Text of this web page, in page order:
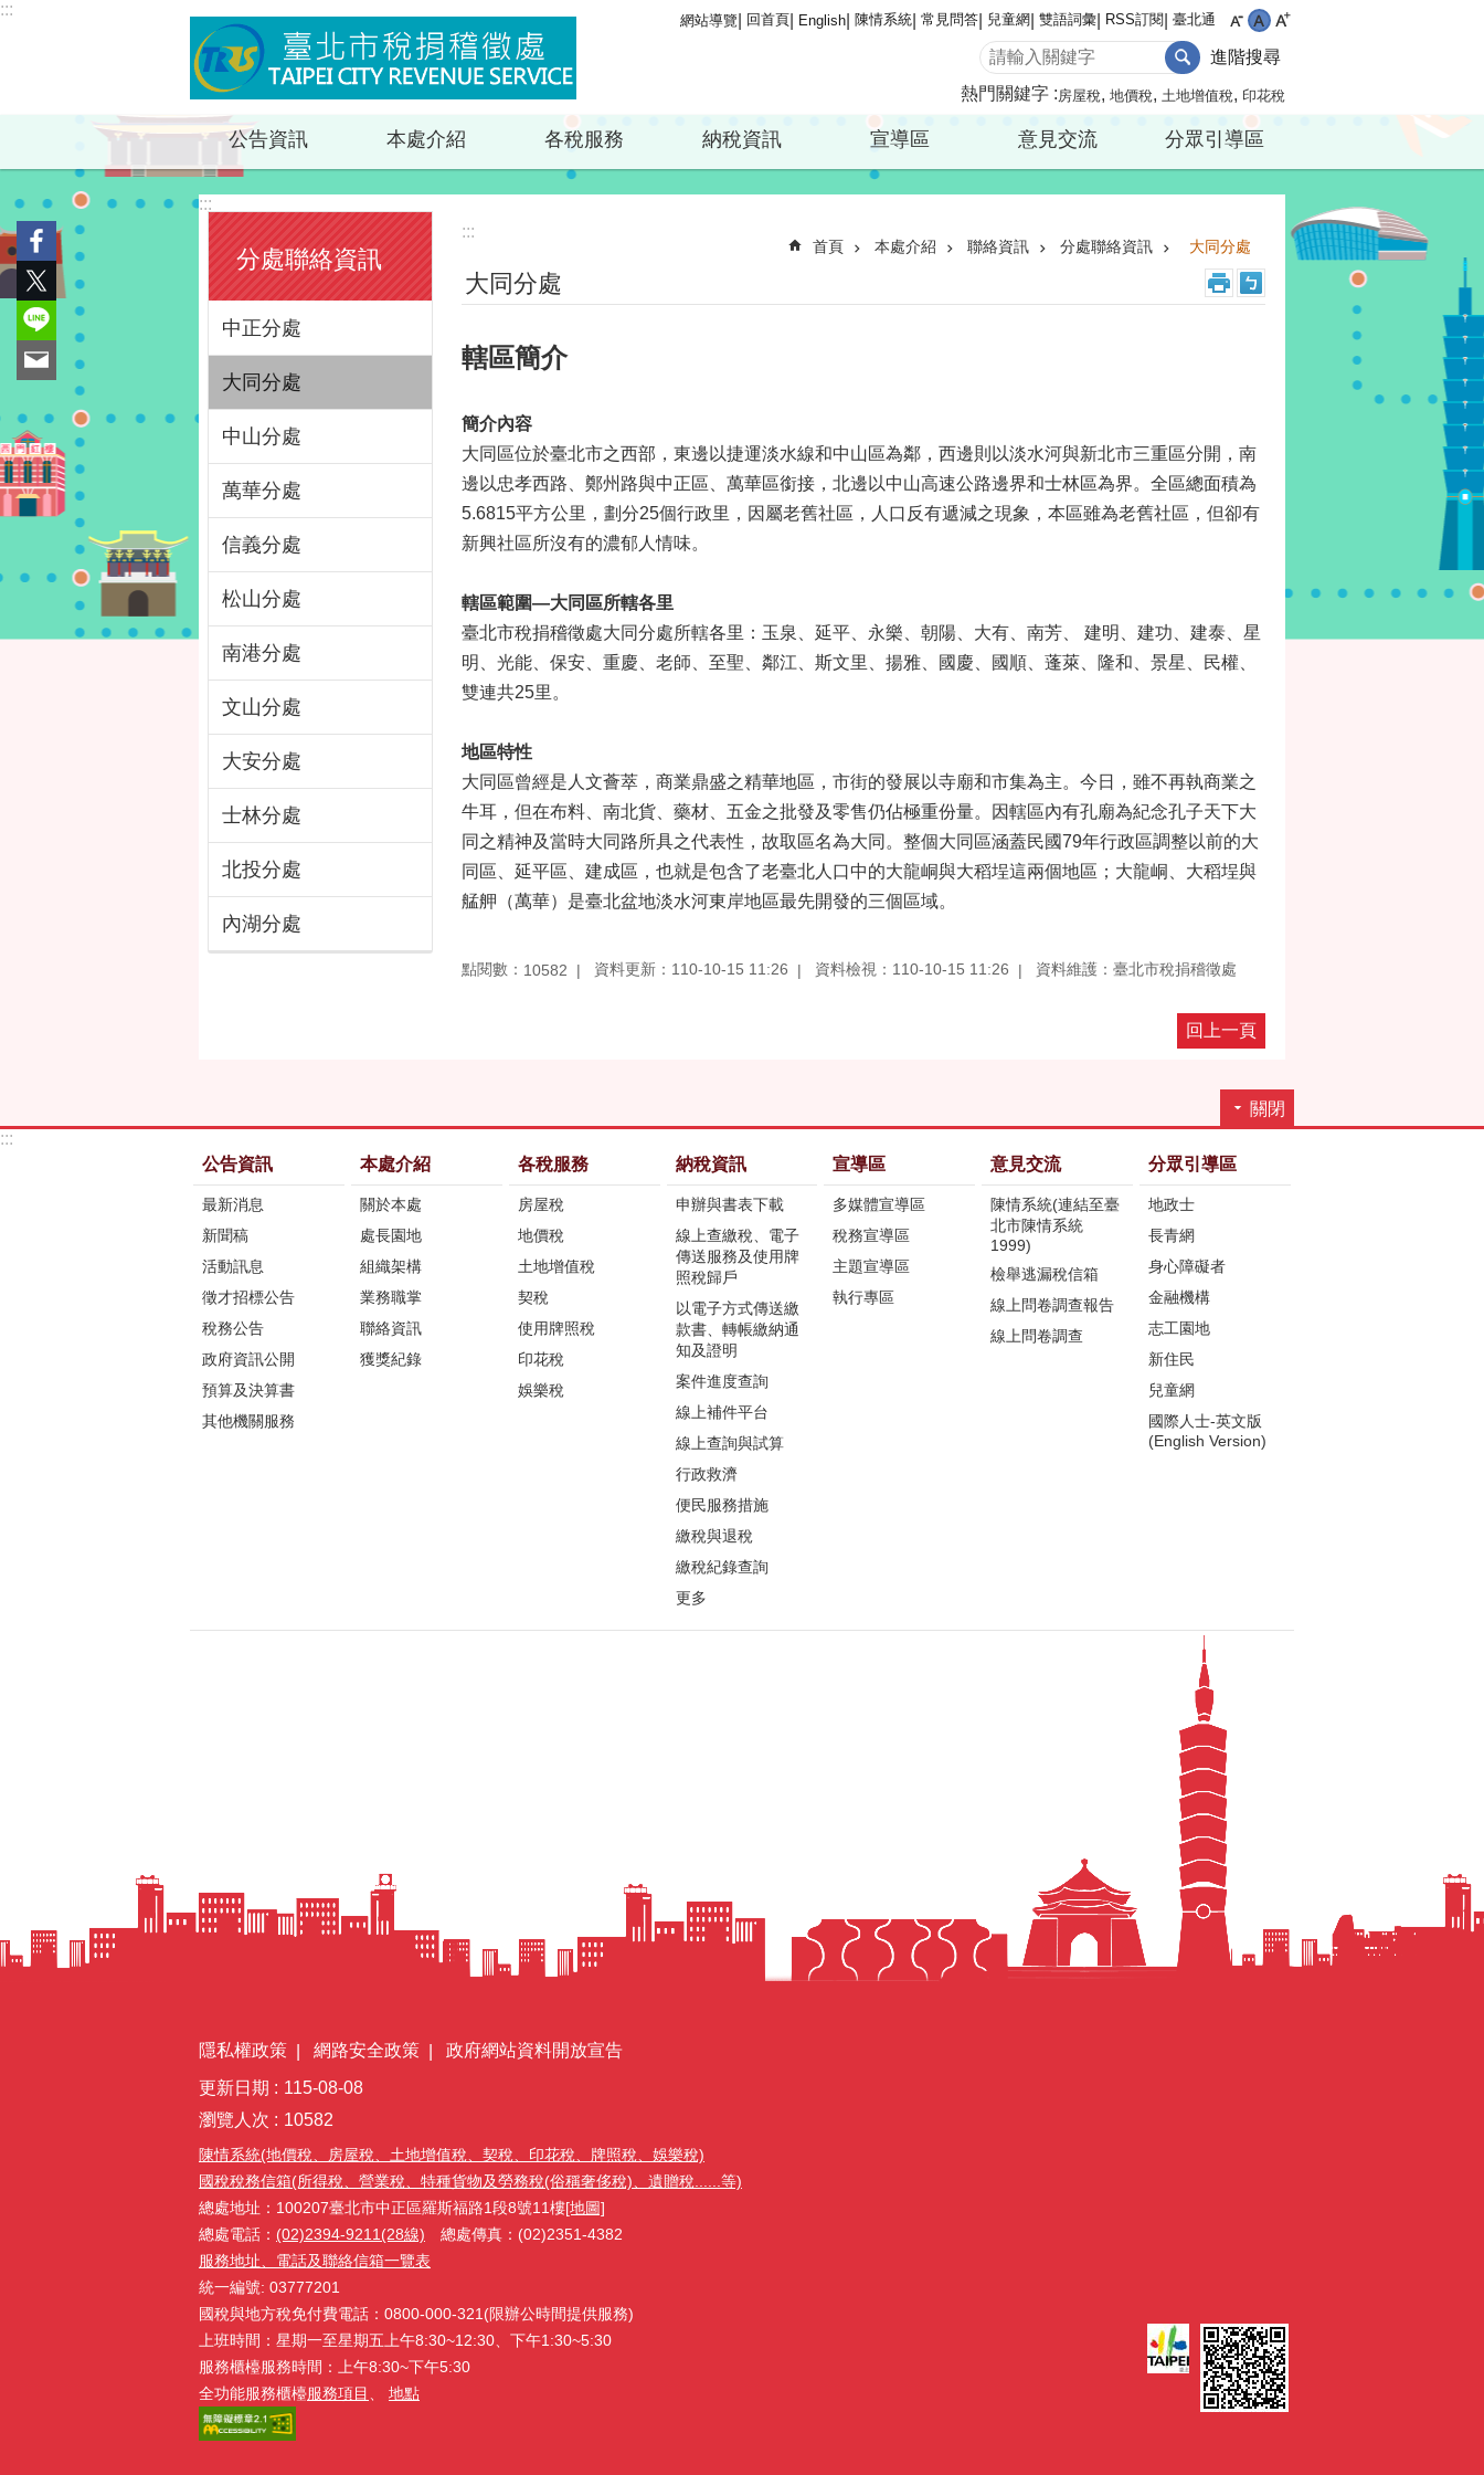
跳到主要內容區塊
:::
網站導覽 回首頁 English 陳情系統 常見問答 兒童網 雙語詞彙 RSS訂閱 臺北通
進階搜尋
熱門關鍵字
房屋稅 地價稅 土地增值稅 印花稅
公告資訊 本處介紹 各稅服務 納稅資訊 宣導區 意見交流 分眾引導區
:::
分處聯絡資訊
中正分處
大同分處
中山分處
萬華分處
信義分處
松山分處
南港分處
文山分處
大安分處
士林分處
北投分處
內湖分處
:::
首頁 本處介紹 聯絡資訊 分處聯絡資訊 大同分處
大同分處
轄區簡介
簡介內容
大同區位於臺北市之西部，東邊以捷運淡水線和中山區為鄰，西邊則以淡水河與新北市三重區分開，南
邊以忠孝西路、鄭州路與中正區、萬華區銜接，北邊以中山高速公路邊界和士林區為界。全區總面積為
5.6815平方公里，劃分25個行政里，因屬老舊社區，人口反有遞減之現象，本區雖為老舊社區，但卻有
新興社區所沒有的濃郁人情味。
轄區範圍—大同區所轄各里
臺北市稅捐稽徵處大同分處所轄各里：玉泉、延平、永樂、朝陽、大有、南芳、 建明、建功、建泰、星
明、光能、保安、重慶、老師、至聖、鄰江、斯文里、揚雅、國慶、國順、蓬萊、隆和、景星、民權、
雙連共25里。
地區特性
大同區曾經是人文薈萃，商業鼎盛之精華地區，市街的發展以寺廟和市集為主。今日，雖不再執商業之
牛耳，但在布料、南北貨、藥材、五金之批發及零售仍佔極重份量。因轄區內有孔廟為紀念孔子天下大
同之精神及當時大同路所具之代表性，故取區名為大同。整個大同區涵蓋民國79年行政區調整以前的大
同區、延平區、建成區，也就是包含了老臺北人口中的大龍峒與大稻埕這兩個地區；大龍峒、大稻埕與
艋舺（萬華）是臺北盆地淡水河東岸地區最先開發的三個區域。
點閱數： 10582 資料更新：110-10-15 11:26 資料檢視：110-10-15 11:26 資料維護：臺北市稅捐稽徵處
回上一頁
關閉
:::
公告資訊
最新消息
新聞稿
活動訊息
徵才招標公告
稅務公告
政府資訊公開
預算及決算書
其他機關服務
本處介紹
關於本處
處長園地
組織架構
業務職掌
聯絡資訊
獲獎紀錄
各稅服務
房屋稅
地價稅
土地增值稅
契稅
使用牌照稅
印花稅
娛樂稅
納稅資訊
申辦與書表下載
線上查繳稅、電子
傳送服務及使用牌
照稅歸戶
以電子方式傳送繳
款書、轉帳繳納通
知及證明
案件進度查詢
線上補件平台
線上查詢與試算
行政救濟
便民服務措施
繳稅與退稅
繳稅紀錄查詢
更多
宣導區
多媒體宣導區
稅務宣導區
主題宣導區
執行專區
意見交流
陳情系統(連結至臺
北市陳情系統
1999)
檢舉逃漏稅信箱
線上問卷調查報告
線上問卷調查
分眾引導區
地政士
長青網
身心障礙者
金融機構
志工園地
新住民
兒童網
國際人士-英文版
(English Version)
隱私權政策 網路安全政策
政府網站資料開放宣告
更新日期
115-08-08
瀏覽人次
10582
陳情系統(地價稅、房屋稅、土地增值稅、契稅、印花稅、牌照稅、娛樂稅)
國稅稅務信箱(所得稅、營業稅、特種貨物及勞務稅(俗稱奢侈稅)、遺贈稅......等)
總處地址：100207臺北市中正區羅斯福路1段8號11樓[地圖]
總處電話： (02)2394-9211(28線) 總處傳真：(02)2351-4382
服務地址、電話及聯絡信箱一覽表
統一編號: 03777201
國稅與地方稅免付費電話：0800-000-321(限辦公時間提供服務)
上班時間：星期一至星期五上午8:30~12:30、下午1:30~5:30
服務櫃檯服務時間：上午8:30~下午5:30
全功能服務櫃檯服務項目 地點